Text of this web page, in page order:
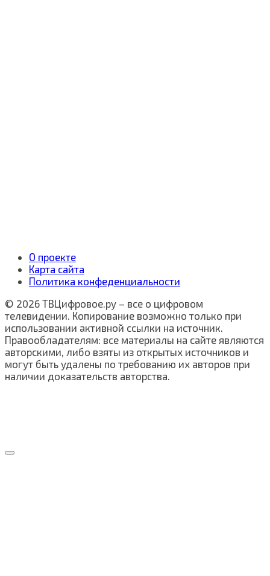
О проекте
Карта сайта
Политика конфеденциальности
© 2026 ТВЦифровое.ру – все о цифровом
телевидении. Копирование возможно только при
использовании активной ссылки на источник.
Правообладателям: все материалы на сайте являются
авторскими, либо взяты из открытых источников и
могут быть удалены по требованию их авторов при
наличии доказательств авторства.